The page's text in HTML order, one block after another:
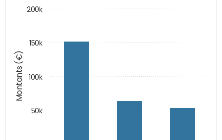
Montants (€)
50k
100k
150k
200k